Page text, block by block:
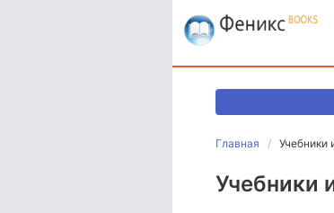
Главная Учебники
Учебники